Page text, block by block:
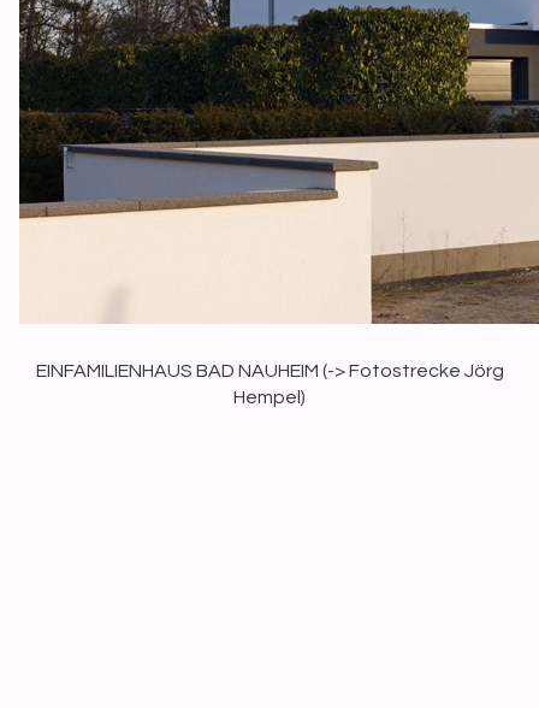
EINFAMILIENHAUS BAD NAUHEIM (-> Fotostrecke Jörg
Hempel )